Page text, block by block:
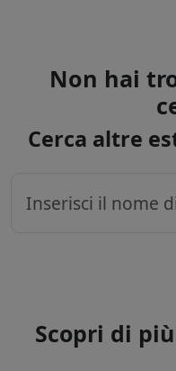
Non hai
Cerca altre